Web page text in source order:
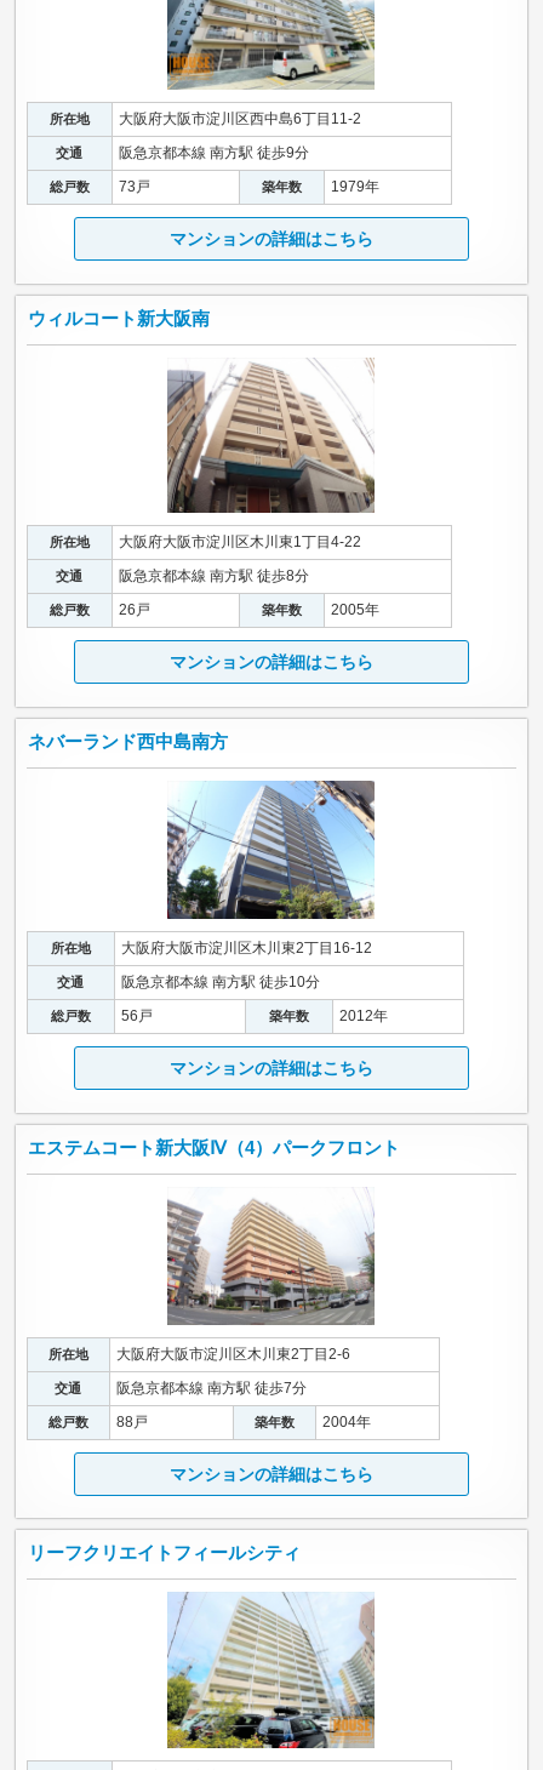
所在地 大阪府大阪市淀川区西中島6丁目11-2
交通 阪急京都本線 南方駅 徒歩9分
総戸数 73戸 築年数 1979年
マンションの詳細はこちら
ウィルコート新大阪南
所在地 大阪府大阪市淀川区木川東1丁目4-22
交通 阪急京都本線 南方駅 徒歩8分
総戸数 26戸 築年数 2005年
マンションの詳細はこちら
ネバーランド西中島南方
所在地 大阪府大阪市淀川区木川東2丁目16-12
交通 阪急京都本線 南方駅 徒歩10分
総戸数 56戸 築年数 2012年
マンションの詳細はこちら
エステムコート新大阪Ⅳ（4）パークフロント
所在地 大阪府大阪市淀川区木川東2丁目2-6
交通 阪急京都本線 南方駅 徒歩7分
総戸数 88戸 築年数 2004年
マンションの詳細はこちら
リーフクリエイトフィールシティ